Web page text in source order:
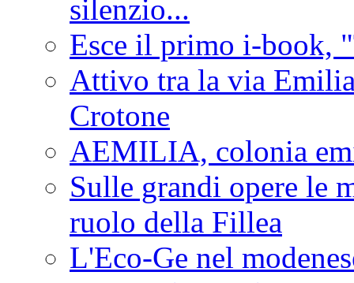
silenzio...
Esce il primo i-book,
Attivo tra la via
Crotone
AEMILIA, colonia
Sulle grandi opere le
ruolo della Fillea
L'Eco-Ge nel